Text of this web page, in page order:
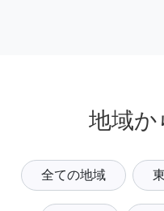
地域か
全ての地域